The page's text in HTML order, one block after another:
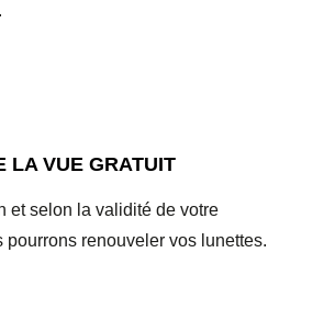
LA VUE GRATUIT
et selon la validité de votre
pourrons renouveler vos lunettes.